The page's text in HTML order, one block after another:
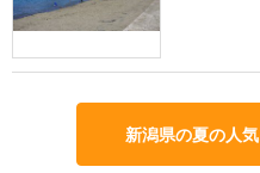
新潟県の夏の人